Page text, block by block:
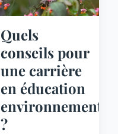
Quels
conseils pour
une carrière
en éducation
?